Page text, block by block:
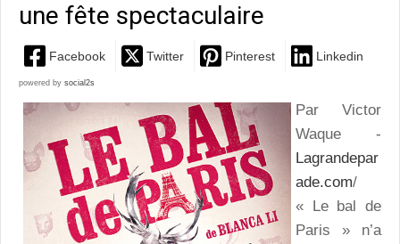
une fête spectaculaire
Facebook Twitter Pinterest Linkedin
powered by social2s
Par Victor
Waque -
Lagrandepar
ade.com/
« Le bal de
Paris » n’a